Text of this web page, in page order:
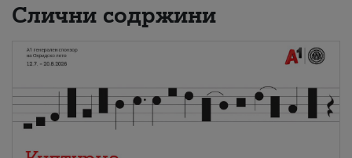
Слични содржини